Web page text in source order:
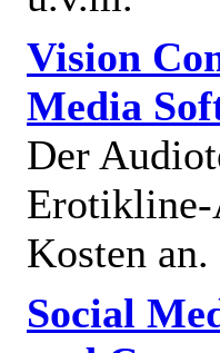
Vision
Media
Der
Erotikline-
Kosten an.
Social